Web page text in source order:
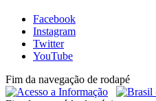
Facebook
Instagram
Twitter
YouTube
Fim da navegação de rodapé